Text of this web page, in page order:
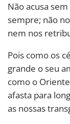
Não acusa
sempre; não
nem nos
Pois como os
grande o seu
como o
afasta para
as nossas